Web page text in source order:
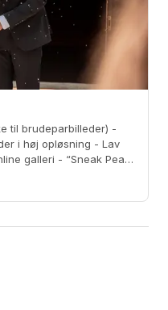
til brudeparbilleder) -
i høj opløsning - Lav
galleri - “Sneak Peak”